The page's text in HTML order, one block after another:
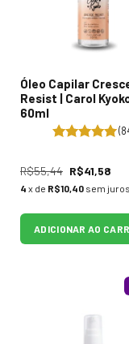
Óleo Capilar
Resist | Carol
60ml
R$55,44 R$41,58
4 x de R$10,40 sem juros
ADICIONAR AO